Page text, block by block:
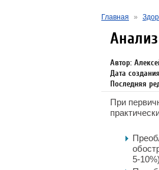
Главная »
Автор:
Дата
Последняя
При
5-